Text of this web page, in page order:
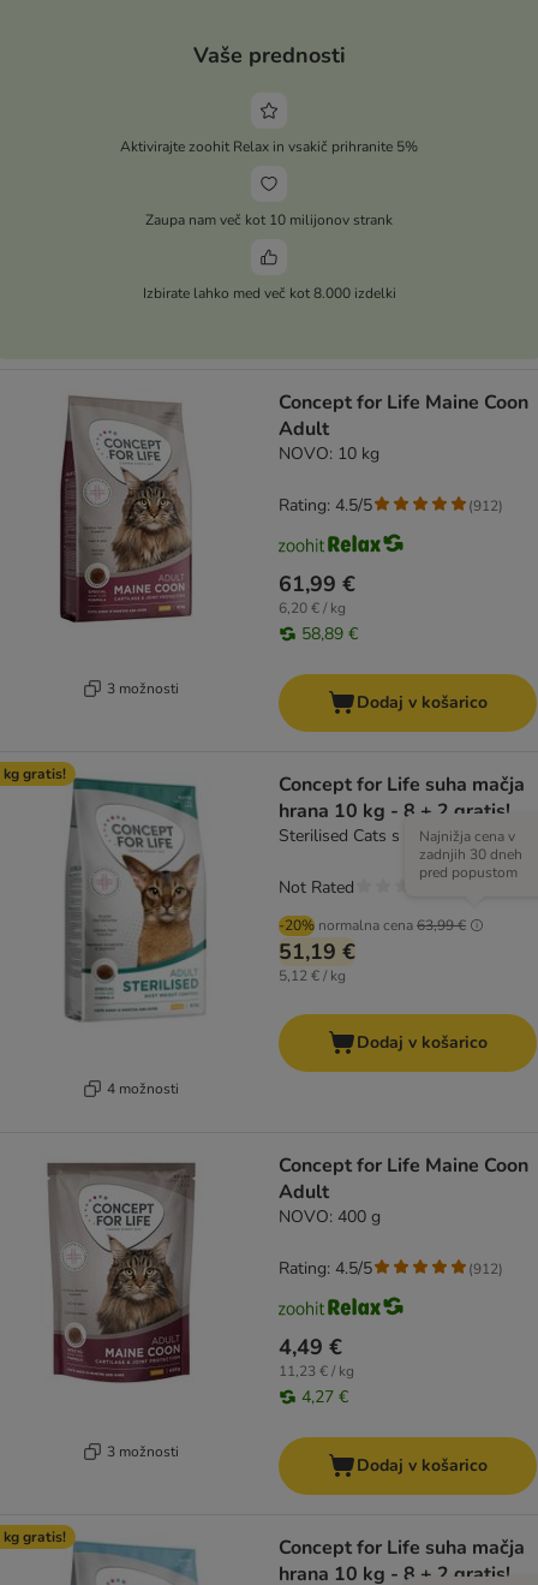
Vaše prednosti
Aktivirajte zoohit Relax in vsakič prihranite 5%
Zaupa nam več kot 10 milijonov strank
Izbirate lahko med več kot 8.000 izdelki
3 možnosti
Concept for Life Maine Coon
Adult
NOVO: 10 kg
61,99 €
6,20 € / kg
58,89 €
Rating: 4.5/5 (912)
Dodaj v košarico
kg gratis!
4 možnosti
Concept for Life suha mačja
hrana 10 kg - 8 + 2 gratis!
Sterilised Cats s piščancem
-20% normalna cena63,99 €
Najnižja cena v
zadnjih 30 dneh
pred popustom
51,19 €
5,12 € / kg
Not Rated
Dodaj v košarico
3 možnosti
Concept for Life Maine Coon
Adult
NOVO: 400 g
4,49 €
11,23 € / kg
4,27 €
Rating: 4.5/5 (912)
Dodaj v košarico
kg gratis!
Concept for Life suha mačja
hrana 10 kg - 8 + 2 gratis!